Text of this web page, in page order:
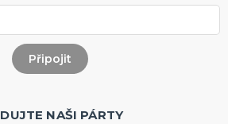
NAŠI PÁRTY